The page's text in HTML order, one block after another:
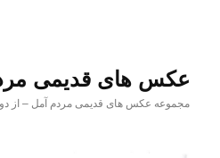
عکس های قدیمی
مجموعه عکس های قدیمی مردم آمل – از